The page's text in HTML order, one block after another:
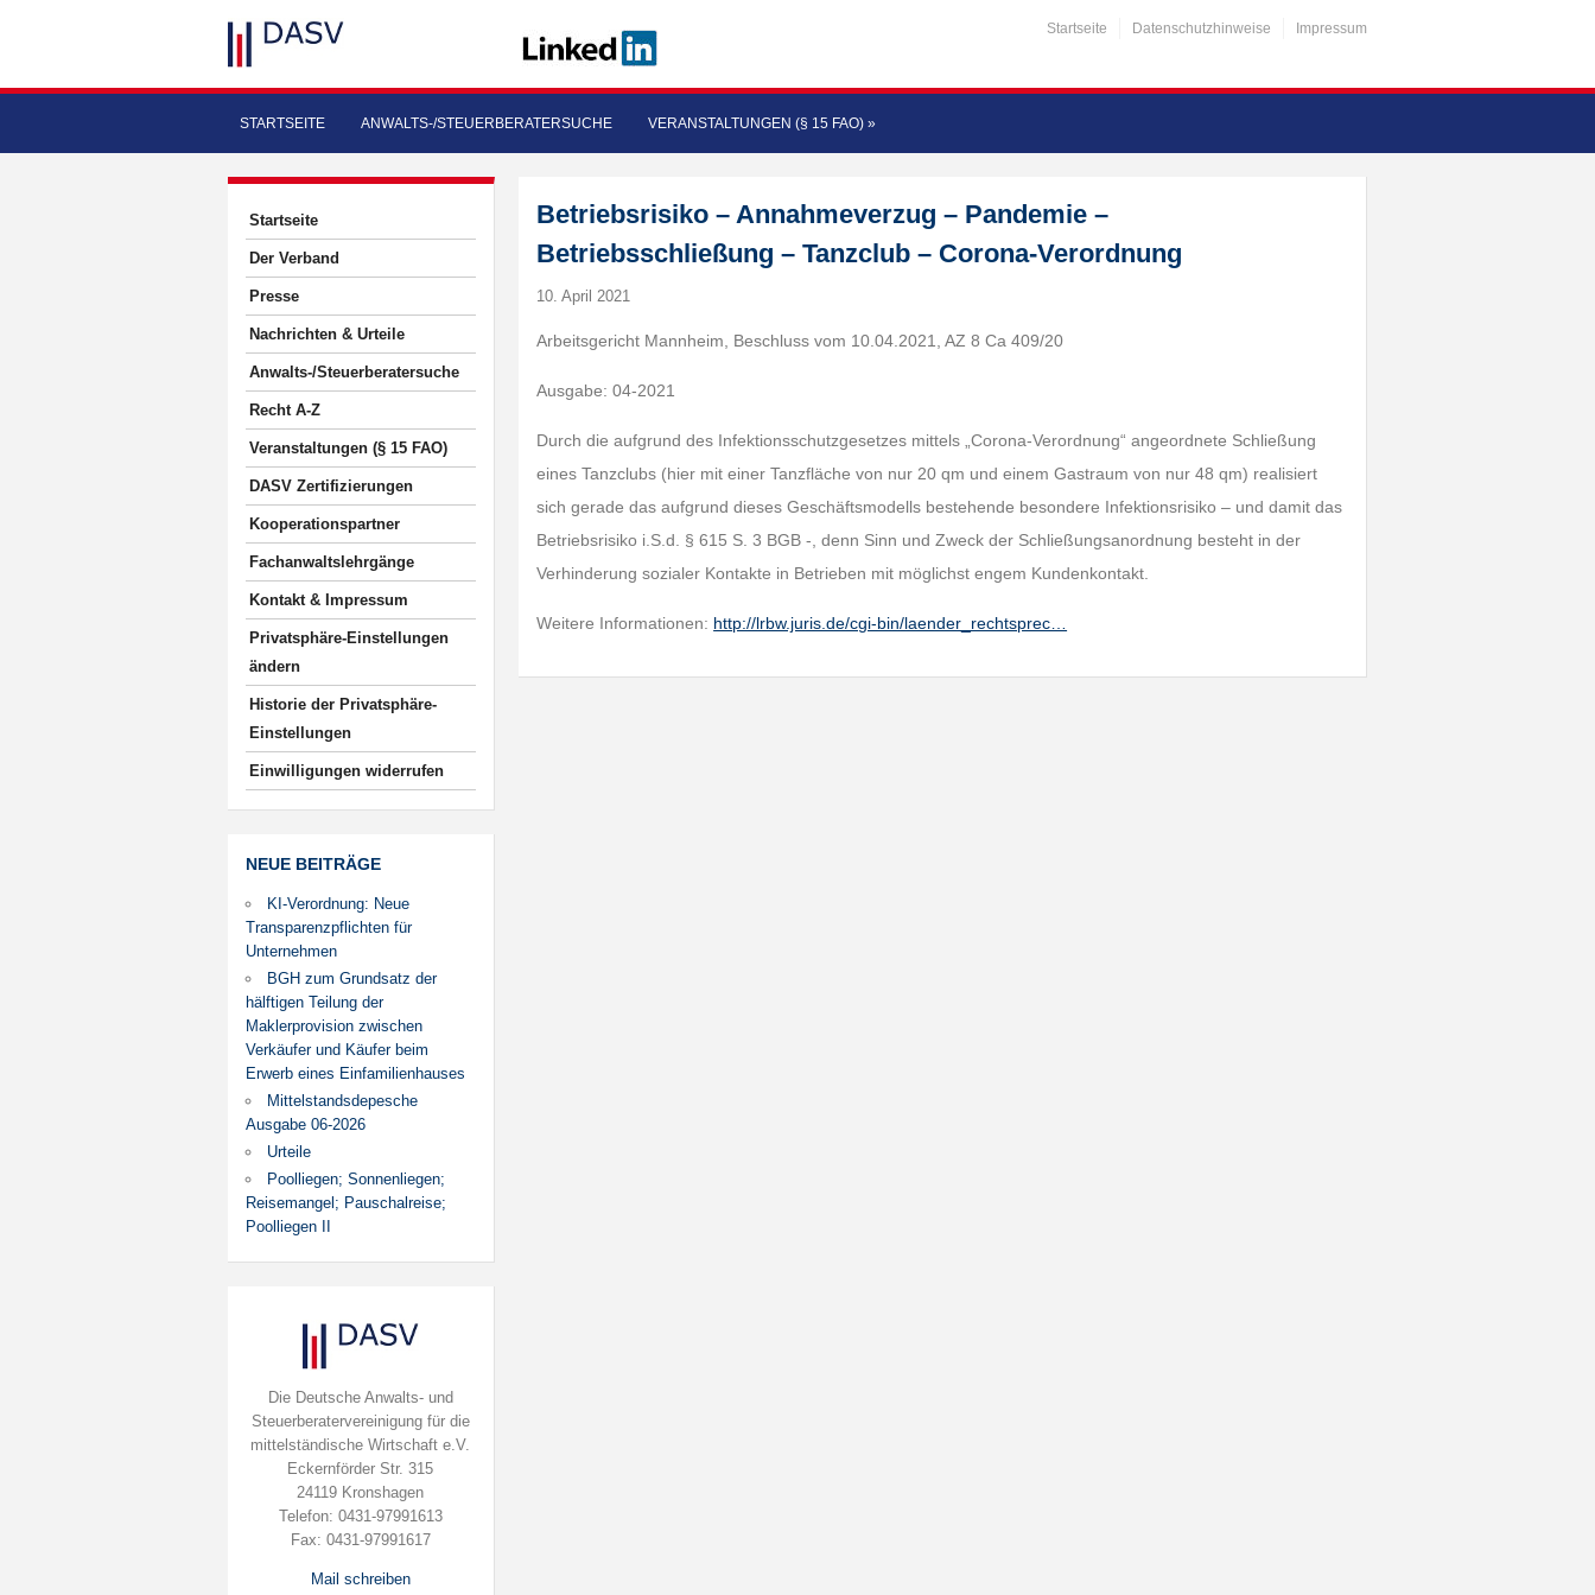
Startseite Datenschutzhinweise Impressum
STARTSEITE ANWALTS-/STEUERBERATERSUCHE VERANSTALTUNGEN (§ 15 FAO) »
Startseite
Der Verband
Presse
Nachrichten & Urteile
Anwalts-/Steuerberatersuche
Recht A-Z
Veranstaltungen (§ 15 FAO)
DASV Zertifizierungen
Kooperationspartner
Fachanwaltslehrgänge
Kontakt & Impressum
Privatsphäre-Einstellungen
ändern
Historie der Privatsphäre-
Einstellungen
Einwilligungen widerrufen
NEUE BEITRÄGE
KI-Verordnung: Neue
Transparenzpflichten für
Unternehmen
BGH zum Grundsatz der
hälftigen Teilung der
Maklerprovision zwischen
Verkäufer und Käufer beim
Erwerb eines Einfamilienhauses
Mittelstandsdepesche
Ausgabe 06-2026
Urteile
Poolliegen; Sonnenliegen;
Reisemangel; Pauschalreise;
Poolliegen II
Die Deutsche Anwalts- und
Steuerberatervereinigung für die
mittelständische Wirtschaft e.V.
Eckernförder Str. 315
24119 Kronshagen
Telefon: 0431-97991613
Fax: 0431-97991617
Mail schreiben
Betriebsrisiko – Annahmeverzug – Pandemie –
Betriebsschließung – Tanzclub – Corona-Verordnung
10. April 2021
Arbeitsgericht Mannheim, Beschluss vom 10.04.2021, AZ 8 Ca 409/20
Ausgabe: 04-2021
Durch die aufgrund des Infektionsschutzgesetzes mittels „Corona-Verordnung“ angeordnete Schließung
eines Tanzclubs (hier mit einer Tanzfläche von nur 20 qm und einem Gastraum von nur 48 qm) realisiert
sich gerade das aufgrund dieses Geschäftsmodells bestehende besondere Infektionsrisiko – und damit das
Betriebsrisiko i.S.d. § 615 S. 3 BGB -, denn Sinn und Zweck der Schließungsanordnung besteht in der
Verhinderung sozialer Kontakte in Betrieben mit möglichst engem Kundenkontakt.
Weitere Informationen: http://lrbw.juris.de/cgi-bin/laender_rechtsprec…